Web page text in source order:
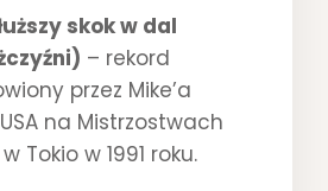
skok w dal
– rekord
przez Mike’a
na Mistrzostwach
Tokio w 1991 roku.